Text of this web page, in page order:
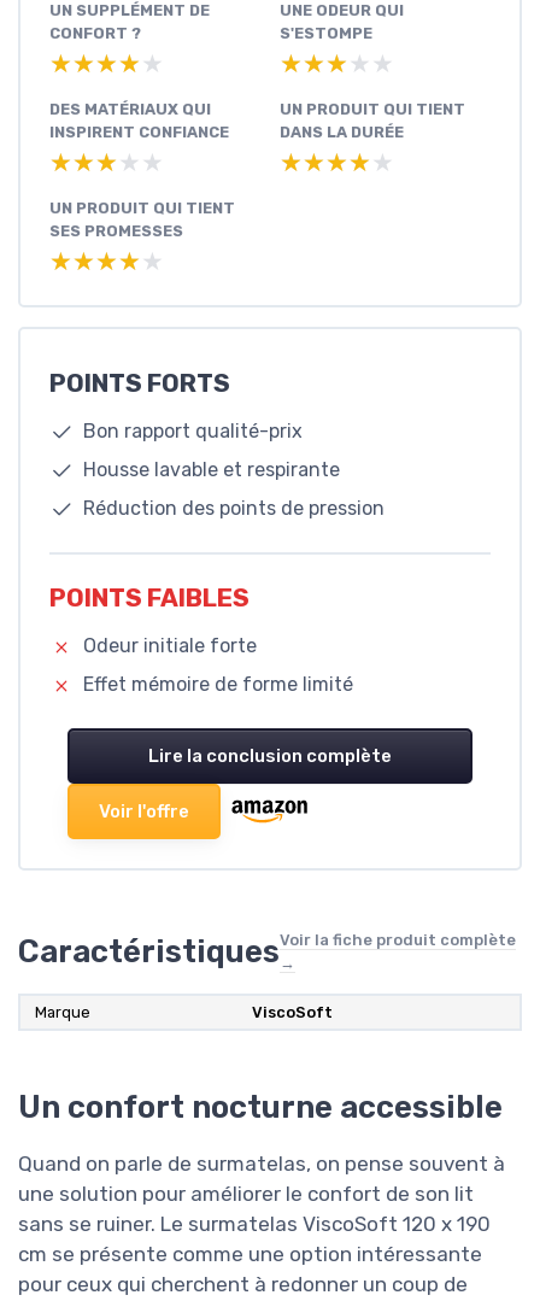
UN SUPPLÉMENT DE
CONFORT ?
★★★★★
★★★★★
UNE ODEUR QUI
S'ESTOMPE
★★★★★
★★★★★
DES MATÉRIAUX QUI
INSPIRENT CONFIANCE
★★★★★
★★★★★
UN PRODUIT QUI TIENT
DANS LA DURÉE
★★★★★
★★★★★
UN PRODUIT QUI TIENT
SES PROMESSES
★★★★★
★★★★★
POINTS FORTS
Bon rapport qualité-prix
Housse lavable et respirante
Réduction des points de pression
POINTS FAIBLES
Odeur initiale forte
Effet mémoire de forme limité
Lire la conclusion complète
Voir l'offre
CaractéristiquesVoir la fiche produit complète
→
Marque ViscoSoft
Un confort nocturne accessible
Quand on parle de surmatelas, on pense souvent à
une solution pour améliorer le confort de son lit
sans se ruiner. Le surmatelas ViscoSoft 120 x 190
cm se présente comme une option intéressante
pour ceux qui cherchent à redonner un coup de